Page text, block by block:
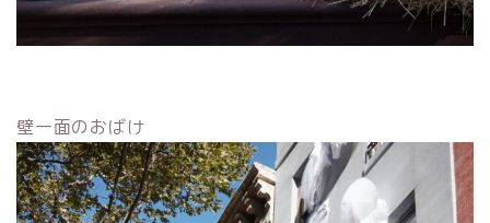
壁一面のおばけ